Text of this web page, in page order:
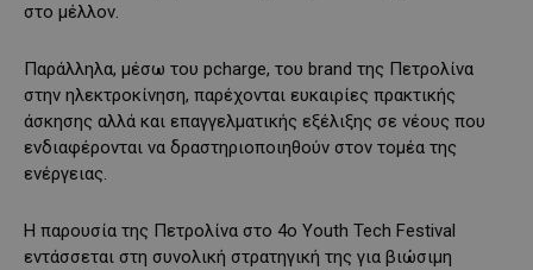
στο μέλλον.
Παράλληλα, μέσω του pcharge, του brand της Πετρολίνα
στην ηλεκτροκίνηση, παρέχονται ευκαιρίες πρακτικής
άσκησης αλλά και επαγγελματικής εξέλιξης σε νέους που
ενδιαφέρονται να δραστηριοποιηθούν στον τομέα της
ενέργειας.
Η παρουσία της Πετρολίνα στο 4ο Youth Tech Festival
εντάσσεται στη συνολική στρατηγική της για βιώσιμη